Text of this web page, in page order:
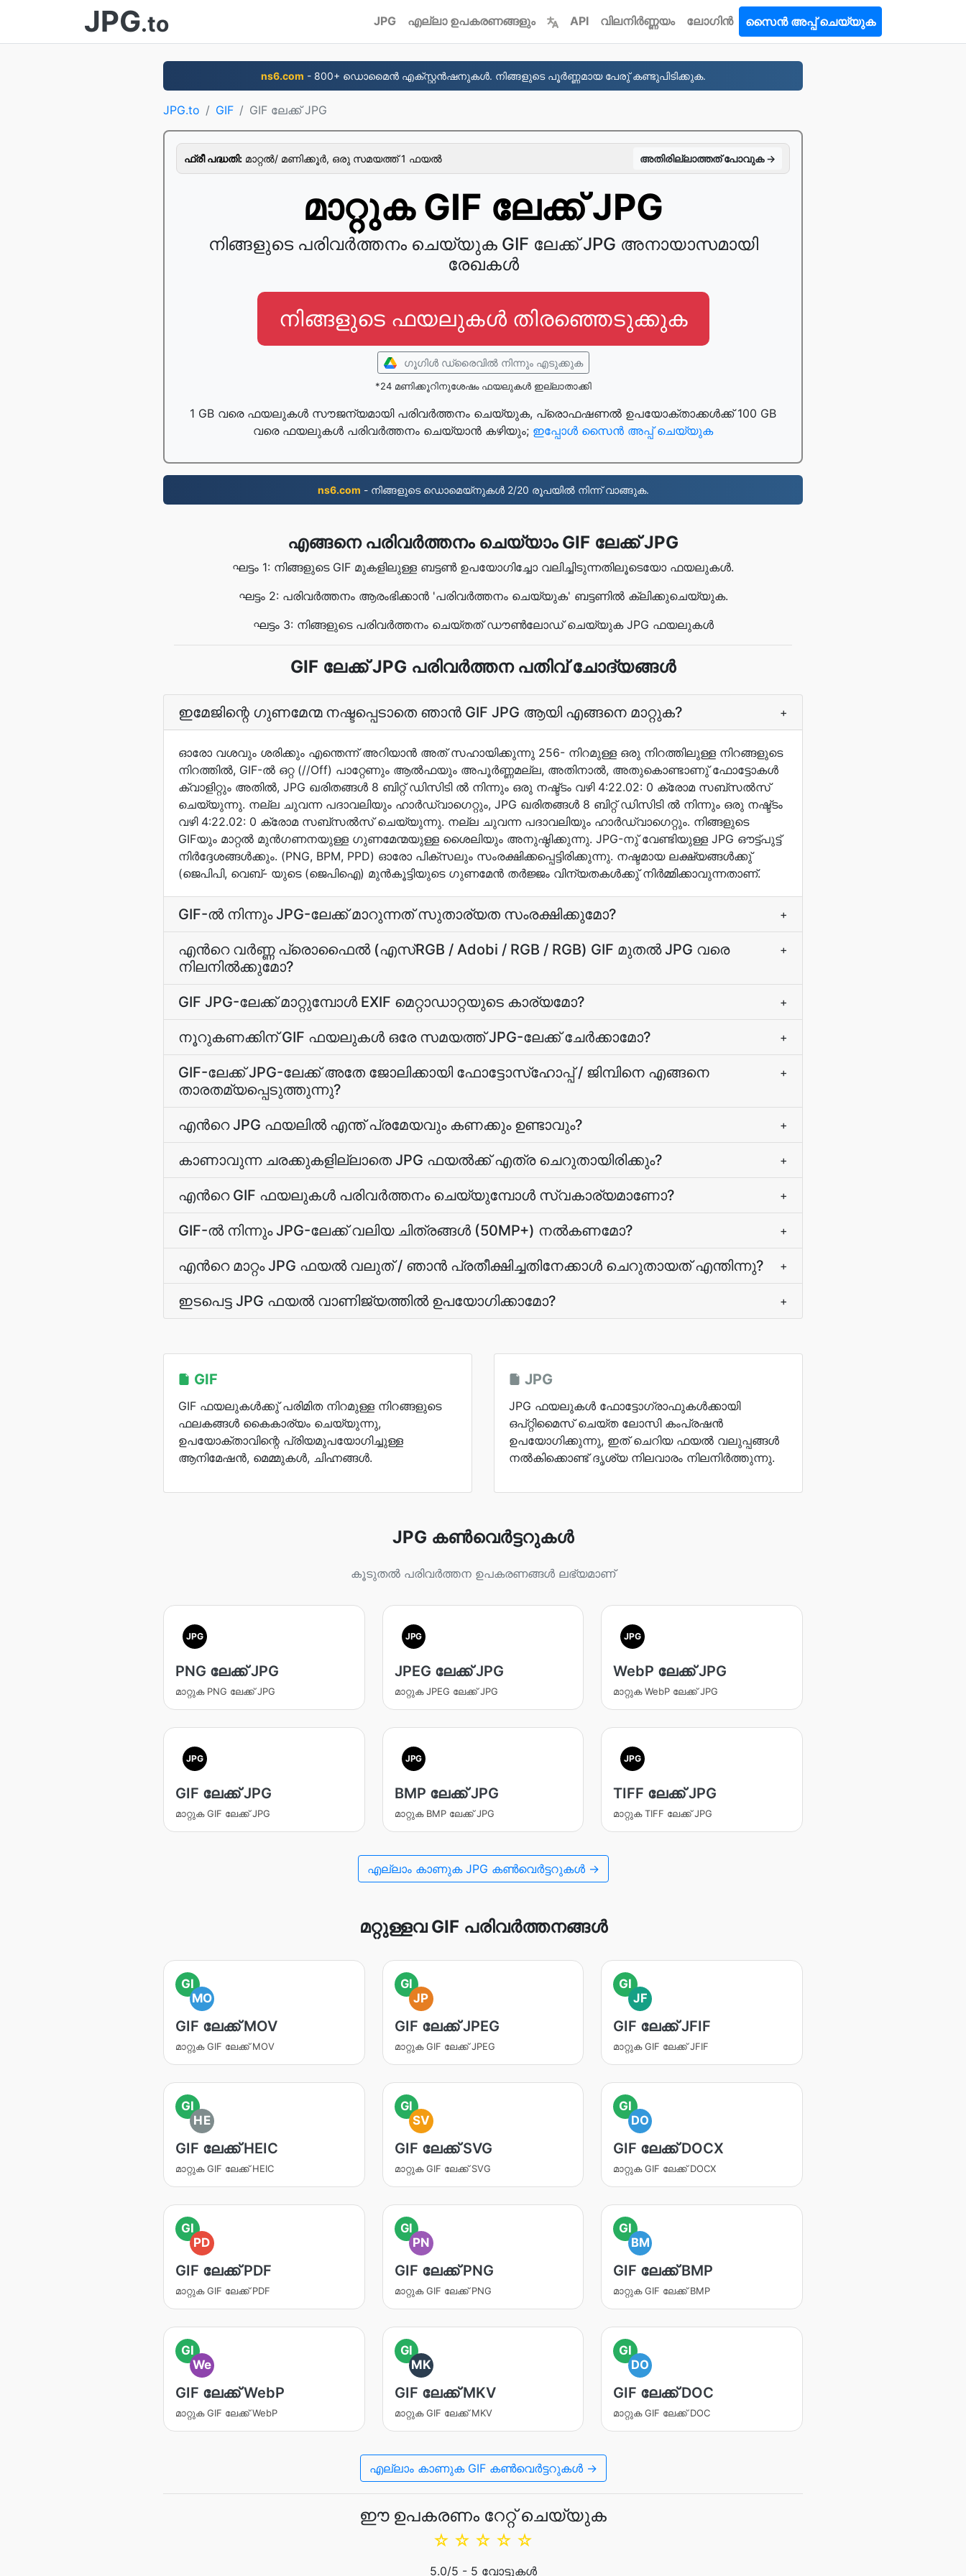
JPG.to JPG എല്ലാ ഉപകരണങ്ങളും API വിലനിർണ്ണയം ലോഗിൻ സൈൻ അപ്പ് ചെയ്യുക
ns6.com - 800+ ഡൊമൈന്‍ എക്സ്റ്റന്‍ഷനുകള്‍. നിങ്ങളുടെ പൂര്‍ണ്ണമായ പേരു് കണ്ടുപിടിക്കുക.
JPG.to GIF GIF ലേക്ക് JPG
ഫ്രീ പദ്ധതി: മാറ്റല്‍/ മണിക്കൂര്‍, ഒരു സമയത്ത് 1 ഫയല്‍ അതിരില്ലാത്തത് പോവുക →
മാറ്റുക GIF ലേക്ക് JPG
നിങ്ങളുടെ പരിവർത്തനം ചെയ്യുക GIF ലേക്ക് JPG അനായാസമായി
രേഖകൾ
നിങ്ങളുടെ ഫയലുകൾ തിരഞ്ഞെടുക്കുക
ഗൂഗിള്‍ ഡ്രൈവില്‍ നിന്നും എടുക്കുക
*24 മണിക്കൂറിനുശേഷം ഫയലുകൾ ഇല്ലാതാക്കി
1 GB വരെ ഫയലുകൾ സൗജന്യമായി പരിവർത്തനം ചെയ്യുക, പ്രൊഫഷണൽ ഉപയോക്താക്കൾക്ക് 100 GB
വരെ ഫയലുകൾ പരിവർത്തനം ചെയ്യാൻ കഴിയും; ഇപ്പോൾ സൈൻ അപ്പ് ചെയ്യുക
ns6.com - നിങ്ങളുടെ ഡൊമെയ്നുകൾ 2/20 രൂപയിൽ നിന്ന് വാങ്ങുക.
എങ്ങനെ പരിവർത്തനം ചെയ്യാം GIF ലേക്ക് JPG
ഘട്ടം 1: നിങ്ങളുടെ GIF മുകളിലുള്ള ബട്ടൺ ഉപയോഗിച്ചോ വലിച്ചിടുന്നതിലൂടെയോ ഫയലുകൾ.
ഘട്ടം 2: പരിവർത്തനം ആരംഭിക്കാൻ 'പരിവർത്തനം ചെയ്യുക' ബട്ടണിൽ ക്ലിക്കുചെയ്യുക.
ഘട്ടം 3: നിങ്ങളുടെ പരിവർത്തനം ചെയ്‌തത് ഡൗൺലോഡ് ചെയ്യുക JPG ഫയലുകൾ
GIF ലേക്ക് JPG പരിവർത്തന പതിവ് ചോദ്യങ്ങൾ
ഇമേജിന്റെ ഗുണമേന്മ നഷ്ടപ്പെടാതെ ഞാന്‍ GIF JPG ആയി എങ്ങനെ മാറ്റുക? +
ഓരോ വശവും ശരിക്കും എന്തെന്ന് അറിയാന്‍ അത് സഹായിക്കുന്നു 256- നിറമുള്ള ഒരു നിറത്തിലുള്ള നിറങ്ങളുടെ
നിറത്തില്‍, GIF-ല്‍ ഒറ്റ (//Off) പാറ്റേണും ആല്‍ഫയും അപൂര്‍ണ്ണമല്ല, അതിനാല്‍, അതുകൊണ്ടാണു് ഫോട്ടോകള്‍
ക്വാളിറ്റും അതില്‍, JPG ഖരിതങ്ങള്‍ 8 ബിറ്റ് ഡിസിടി ല്‍ നിന്നും ഒരു നഷ്ട്ടം വഴി 4:22.02: 0 ക്രോമ സബ്സല്‍സ്‌
ചെയ്യുന്നു. നല്ല ചുവന്ന പദാവലിയും ഹാര്‍ഡ്‌വാഗെറ്റും, JPG ഖരിതങ്ങള്‍ 8 ബിറ്റ് ഡിസിടി ല്‍ നിന്നും ഒരു നഷ്ട്ടം
വഴി 4:22.02: 0 ക്രോമ സബ്സല്‍സ്‌ ചെയ്യുന്നു. നല്ല ചുവന്ന പദാവലിയും ഹാര്‍ഡ്‌വാഗെറ്റും. നിങ്ങളുടെ
GIFയും മാറ്റല്‍ മുന്‍ഗണനയുള്ള ഗുണമേന്മയുള്ള ശൈലിയും അനുഷ്ഠിക്കുന്നു. JPG-നു് വേണ്ടിയുള്ള JPG ഔട്ട്പുട്ട്
നിര്‍ദ്ദേശങ്ങള്‍ക്കും. (PNG, BPM, PPD) ഓരോ പിക്സലും സംരക്ഷിക്കപ്പെട്ടിരിക്കുന്നു. നഷ്ടമായ ലക്ഷ്യങ്ങള്‍ക്കു്
(ജെപിപി, വെബ്‌- യുടെ (ജെപിഐ) മുന്‍കൂട്ടിയുടെ ഗുണമേന്‍ തര്‍ജ്ജം വിന്യതകള്‍ക്കു് നിര്‍മ്മിക്കാവുന്നതാണ്.
GIF-ല്‍ നിന്നും JPG-ലേക്ക് മാറുന്നത് സുതാര്യത സംരക്ഷിക്കുമോ? +
എന്‍റെ വര്‍ണ്ണ പ്രൊഫൈല്‍ (എസ്RGB / Adobi / RGB / RGB) GIF മുതല്‍ JPG വരെ
നിലനില്‍ക്കുമോ?
+
GIF JPG-ലേക്ക് മാറ്റുമ്പോള്‍ EXIF മെറ്റാഡാറ്റയുടെ കാര്യമോ? +
നൂറുകണക്കിന് GIF ഫയലുകള്‍ ഒരേ സമയത്ത് JPG-ലേക്ക് ചേര്‍ക്കാമോ? +
GIF-ലേക്ക് JPG-ലേക്ക് അതേ ജോലിക്കായി ഫോട്ടോസ്ഹോപ്പ് / ജിമ്പിനെ എങ്ങനെ
താരതമ്യപ്പെടുത്തുന്നു?
+
എന്‍റെ JPG ഫയലില്‍ എന്ത് പ്രമേയവും കണക്കും ഉണ്ടാവും? +
കാണാവുന്ന ചരക്കുകളില്ലാതെ JPG ഫയല്‍ക്ക് എത്ര ചെറുതായിരിക്കും? +
എന്‍റെ GIF ഫയലുകള്‍ പരിവർത്തനം ചെയ്യുമ്പോള്‍ സ്വകാര്യമാണോ? +
GIF-ല്‍ നിന്നും JPG-ലേക്ക് വലിയ ചിത്രങ്ങള്‍ (50MP+) നല്‍കണമോ? +
എന്‍റെ മാറ്റം JPG ഫയല്‍ വലുത് / ഞാന്‍ പ്രതീക്ഷിച്ചതിനേക്കാള്‍ ചെറുതായത് എന്തിന്നു? +
ഇടപെട്ട JPG ഫയല്‍ വാണിജ്യത്തില്‍ ഉപയോഗിക്കാമോ? +
GIF
GIF ഫയലുകള്‍ക്കു് പരിമിത നിറമുള്ള നിറങ്ങളുടെ
ഫലകങ്ങള്‍ കൈകാര്യം ചെയ്യുന്നു,
ഉപയോക്താവിന്റെ പ്രിയമുപയോഗിച്ചുള്ള
ആനിമേഷന്‍, മെമ്മുകള്‍, ചിഹ്നങ്ങള്‍.
JPG
JPG ഫയലുകൾ ഫോട്ടോഗ്രാഫുകൾക്കായി
ഒപ്റ്റിമൈസ് ചെയ്ത ലോസി കംപ്രഷൻ
ഉപയോഗിക്കുന്നു, ഇത് ചെറിയ ഫയൽ വലുപ്പങ്ങൾ
നൽകിക്കൊണ്ട് ദൃശ്യ നിലവാരം നിലനിർത്തുന്നു.
JPG കൺവെർട്ടറുകൾ
കൂടുതൽ പരിവർത്തന ഉപകരണങ്ങൾ ലഭ്യമാണ്
JPG
PNG ലേക്ക് JPG
മാറ്റുക PNG ലേക്ക് JPG
JPG
JPEG ലേക്ക് JPG
മാറ്റുക JPEG ലേക്ക് JPG
JPG
WebP ലേക്ക് JPG
മാറ്റുക WebP ലേക്ക് JPG
JPG
GIF ലേക്ക് JPG
മാറ്റുക GIF ലേക്ക് JPG
JPG
BMP ലേക്ക് JPG
മാറ്റുക BMP ലേക്ക് JPG
JPG
TIFF ലേക്ക് JPG
മാറ്റുക TIFF ലേക്ക് JPG
എല്ലാം കാണുക JPG കൺവെർട്ടറുകൾ →
മറ്റുള്ളവ GIF പരിവർത്തനങ്ങൾ
GI
MO
GIF ലേക്ക് MOV
മാറ്റുക GIF ലേക്ക് MOV
GI
JP
GIF ലേക്ക് JPEG
മാറ്റുക GIF ലേക്ക് JPEG
GI
JF
GIF ലേക്ക് JFIF
മാറ്റുക GIF ലേക്ക് JFIF
GI
HE
GIF ലേക്ക് HEIC
മാറ്റുക GIF ലേക്ക് HEIC
GI
SV
GIF ലേക്ക് SVG
മാറ്റുക GIF ലേക്ക് SVG
GI
DO
GIF ലേക്ക് DOCX
മാറ്റുക GIF ലേക്ക് DOCX
GI
PD
GIF ലേക്ക് PDF
മാറ്റുക GIF ലേക്ക് PDF
GI
PN
GIF ലേക്ക് PNG
മാറ്റുക GIF ലേക്ക് PNG
GI
BM
GIF ലേക്ക് BMP
മാറ്റുക GIF ലേക്ക് BMP
GI
We
GIF ലേക്ക് WebP
മാറ്റുക GIF ലേക്ക് WebP
GI
MK
GIF ലേക്ക് MKV
മാറ്റുക GIF ലേക്ക് MKV
GI
DO
GIF ലേക്ക് DOC
മാറ്റുക GIF ലേക്ക് DOC
എല്ലാം കാണുക GIF കൺവെർട്ടറുകൾ →
ഈ ഉപകരണം റേറ്റ് ചെയ്യുക
☆
☆
☆
☆
☆
5.0/5 - 5 വോട്ടുകൾ